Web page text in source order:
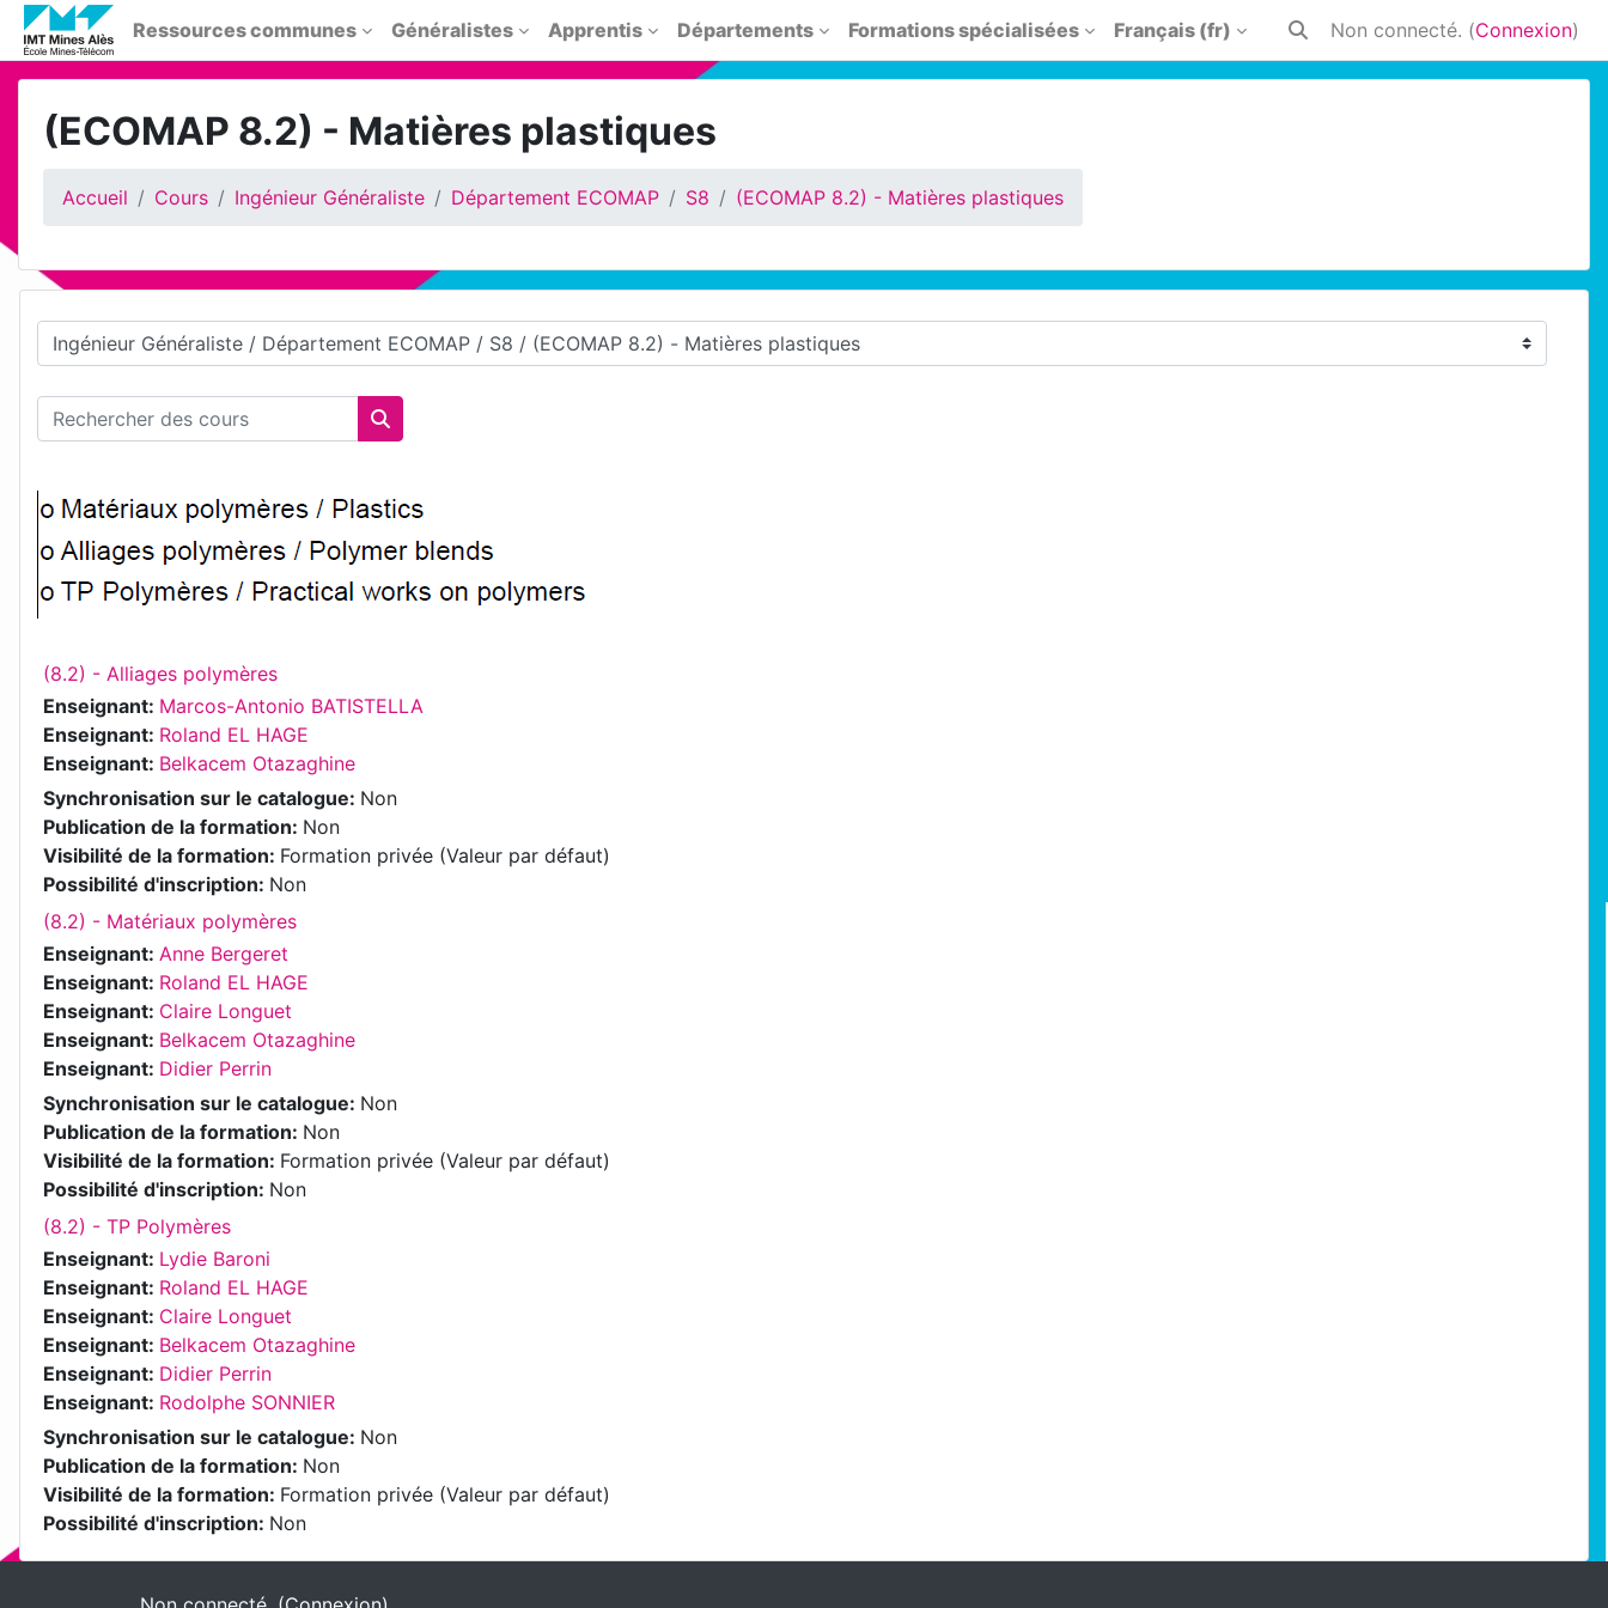
Passer au contenu principal
Ressources communes Généralistes Apprentis Départements Formations spécialisées Français ‎(fr)‎
Activer/désactiver la saisie de
Non connecté. (Connexion)
(ECOMAP 8.2) - Matières plastiques
Accueil Cours Ingénieur Généraliste Département ECOMAP S8 (ECOMAP 8.2) - Matières plastiques
Catégories de cours
Rechercher des cours
Rechercher des cours
(8.2) - Alliages polymères
Enseignant: Marcos-Antonio BATISTELLA
Enseignant: Roland EL HAGE
Enseignant: Belkacem Otazaghine
Synchronisation sur le catalogue: Non
Publication de la formation: Non
Visibilité de la formation: Formation privée (Valeur par défaut)
Possibilité d'inscription: Non
(8.2) - Matériaux polymères
Enseignant: Anne Bergeret
Enseignant: Roland EL HAGE
Enseignant: Claire Longuet
Enseignant: Belkacem Otazaghine
Enseignant: Didier Perrin
Synchronisation sur le catalogue: Non
Publication de la formation: Non
Visibilité de la formation: Formation privée (Valeur par défaut)
Possibilité d'inscription: Non
(8.2) - TP Polymères
Enseignant: Lydie Baroni
Enseignant: Roland EL HAGE
Enseignant: Claire Longuet
Enseignant: Belkacem Otazaghine
Enseignant: Didier Perrin
Enseignant: Rodolphe SONNIER
Synchronisation sur le catalogue: Non
Publication de la formation: Non
Visibilité de la formation: Formation privée (Valeur par défaut)
Possibilité d'inscription: Non